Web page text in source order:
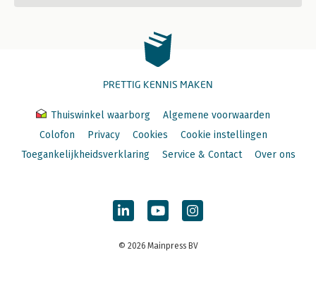
PRETTIG KENNIS MAKEN
Thuiswinkel waarborg
Algemene voorwaarden
Colofon
Privacy Cookies
Cookie instellingen
Toegankelijkheidsverklaring
Service & Contact Over ons
© 2026 Mainpress BV